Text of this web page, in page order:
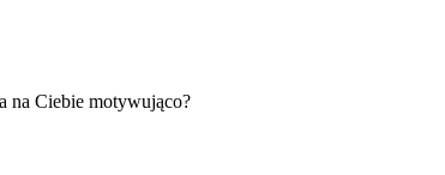
na Ciebie motywująco?